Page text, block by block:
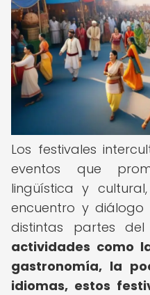
Los festivales
eventos que
lingüística y
encuentro y
distintas partes del
actividades como
gastronomía, la
idiomas, estos